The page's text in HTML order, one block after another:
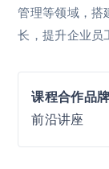
管理等领域，搭
长，提升企业员
课程合作品牌
前沿讲座